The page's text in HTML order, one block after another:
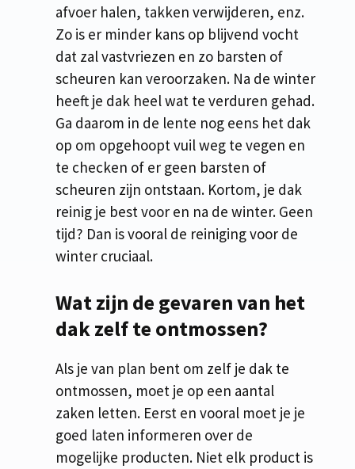
afvoer halen, takken verwijderen, enz.
Zo is er minder kans op blijvend vocht
dat zal vastvriezen en zo barsten of
scheuren kan veroorzaken. Na de winter
heeft je dak heel wat te verduren gehad.
Ga daarom in de lente nog eens het dak
op om opgehoopt vuil weg te vegen en
te checken of er geen barsten of
scheuren zijn ontstaan. Kortom, je dak
reinig je best voor en na de winter. Geen
tijd? Dan is vooral de reiniging voor de
winter cruciaal.
Wat zijn de gevaren van het
dak zelf te ontmossen?
Als je van plan bent om zelf je dak te
ontmossen, moet je op een aantal
zaken letten. Eerst en vooral moet je je
goed laten informeren over de
mogelijke producten. Niet elk product is